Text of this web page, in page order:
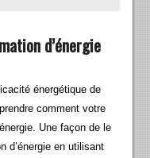
d’énergie
énergétique de
comment votre
Une façon de le
d’énergie en utilisant